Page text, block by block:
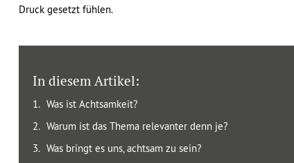
Druck gesetzt fühlen.
In diesem Artikel:
Was ist Achtsamkeit?
Warum ist das Thema relevanter denn je?
Was bringt es uns, achtsam zu sein?